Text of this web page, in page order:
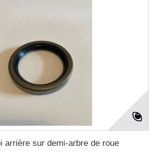
arrière sur demi-arbre de roue